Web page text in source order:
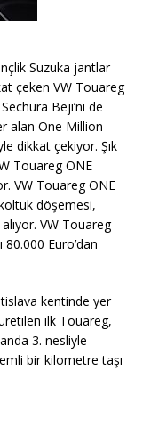
Suzuka jantlar
çeken VW Touareg
Beji’ni de
alan One Million
dikkat çekiyor. Şık
Touareg ONE
VW Touareg ONE
döşemesi,
VW Touareg
Euro’dan
kentinde yer
ilk Touareg,
3. nesliyle
bir kilometre taşı